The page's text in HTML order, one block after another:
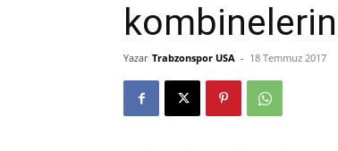
Yazar Trabzonspor USA - 18 Temmuz 2017